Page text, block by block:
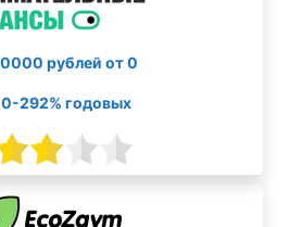
рублей от 0
292% годовых